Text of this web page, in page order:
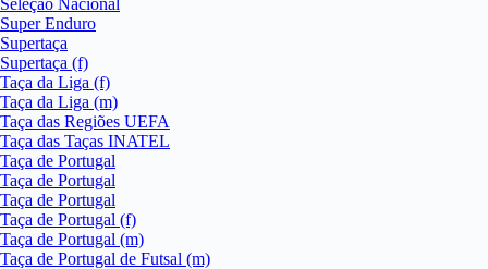
Seleção Nacional
Super Enduro
Supertaça
Supertaça (f)
Taça da Liga (f)
Taça da Liga (m)
Taça das Regiões UEFA
Taça das Taças INATEL
Taça de Portugal
Taça de Portugal
Taça de Portugal
Taça de Portugal (f)
Taça de Portugal (m)
Taça de Portugal de Futsal (m)